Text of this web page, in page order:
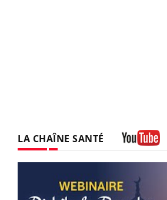
LA CHAÎNE SANTÉ